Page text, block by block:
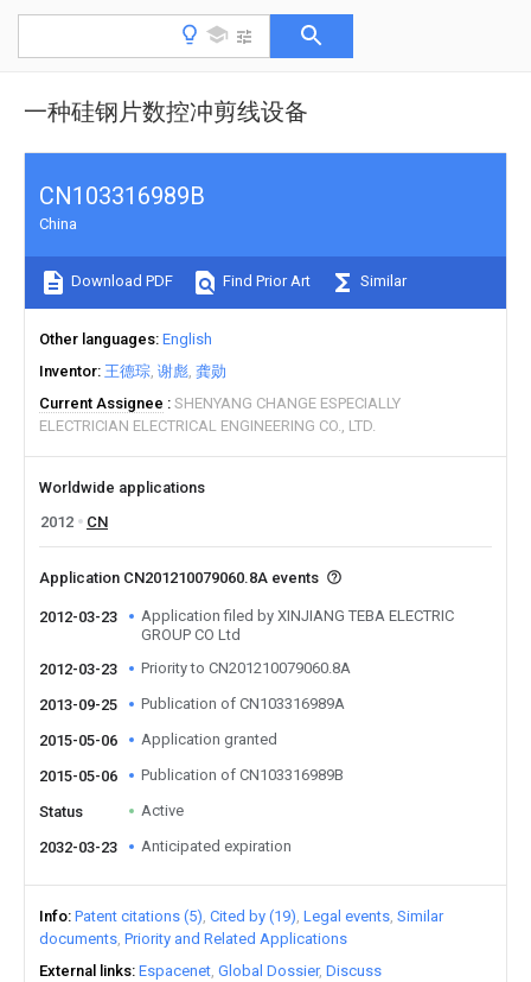
一种硅钢片数控冲剪线设备
CN103316989B
China
Download PDF Find Prior Art Similar
Other languages English
Inventor 王德琮 谢彪 龚勋
Current Assignee
SHENYANG CHANGE ESPECIALLY
ELECTRICIAN ELECTRICAL ENGINEERING CO., LTD.
Worldwide applications
2012
CN
Application CN201210079060.8A events
2012-03-23
Application filed by XINJIANG TEBA ELECTRIC
GROUP CO Ltd
2012-03-23
Priority to CN201210079060.8A
2013-09-25 Publication of CN103316989A
2015-05-06 Application granted
2015-05-06 Publication of CN103316989B
Status Active
2032-03-23 Anticipated expiration
Info Patent citations (5) Cited by (19) Legal events Similar
documents Priority and Related Applications
External links Espacenet Global Dossier Discuss